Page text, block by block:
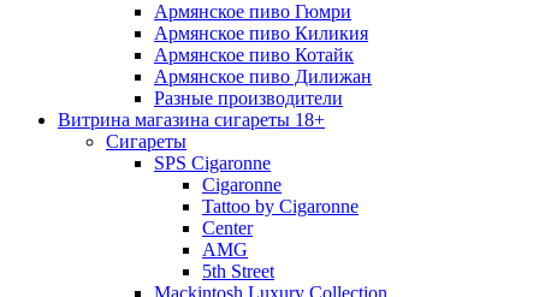
Армянское пиво Гюмри
Армянское пиво Киликия
Армянское пиво Котайк
Армянское пиво Дилижан
Разные производители
Витрина магазина сигареты 18+
Cигареты
SPS Cigaronne
Сigaronne
Tattoo by Cigaronne
Center
AMG
5th Street
Mackintosh Luxury Collection